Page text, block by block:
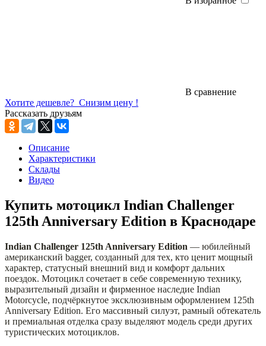
В сравнение
Хотите дешевле? Снизим цену !
Рассказать друзьям
Описание
Характеристики
Склады
Видео
Купить мотоцикл Indian Challenger
125th Anniversary Edition в Краснодаре
Indian Challenger 125th Anniversary Edition — юбилейный
американский bagger, созданный для тех, кто ценит мощный
характер, статусный внешний вид и комфорт дальних
поездок. Мотоцикл сочетает в себе современную технику,
выразительный дизайн и фирменное наследие Indian
Motorcycle, подчёркнутое эксклюзивным оформлением 125th
Anniversary Edition. Его массивный силуэт, рамный обтекатель
и премиальная отделка сразу выделяют модель среди других
туристических мотоциклов.